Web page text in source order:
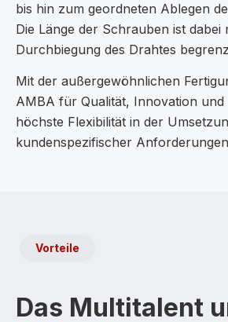
bis hin zum geordneten Ablegen
Die Länge der Schrauben ist dabei
Durchbiegung des Drahtes
Mit der außergewöhnlichen
AMBA für Qualität, Innovation und
höchste Flexibilität in der
kundenspezifischer
Vorteile
Das Multitalent